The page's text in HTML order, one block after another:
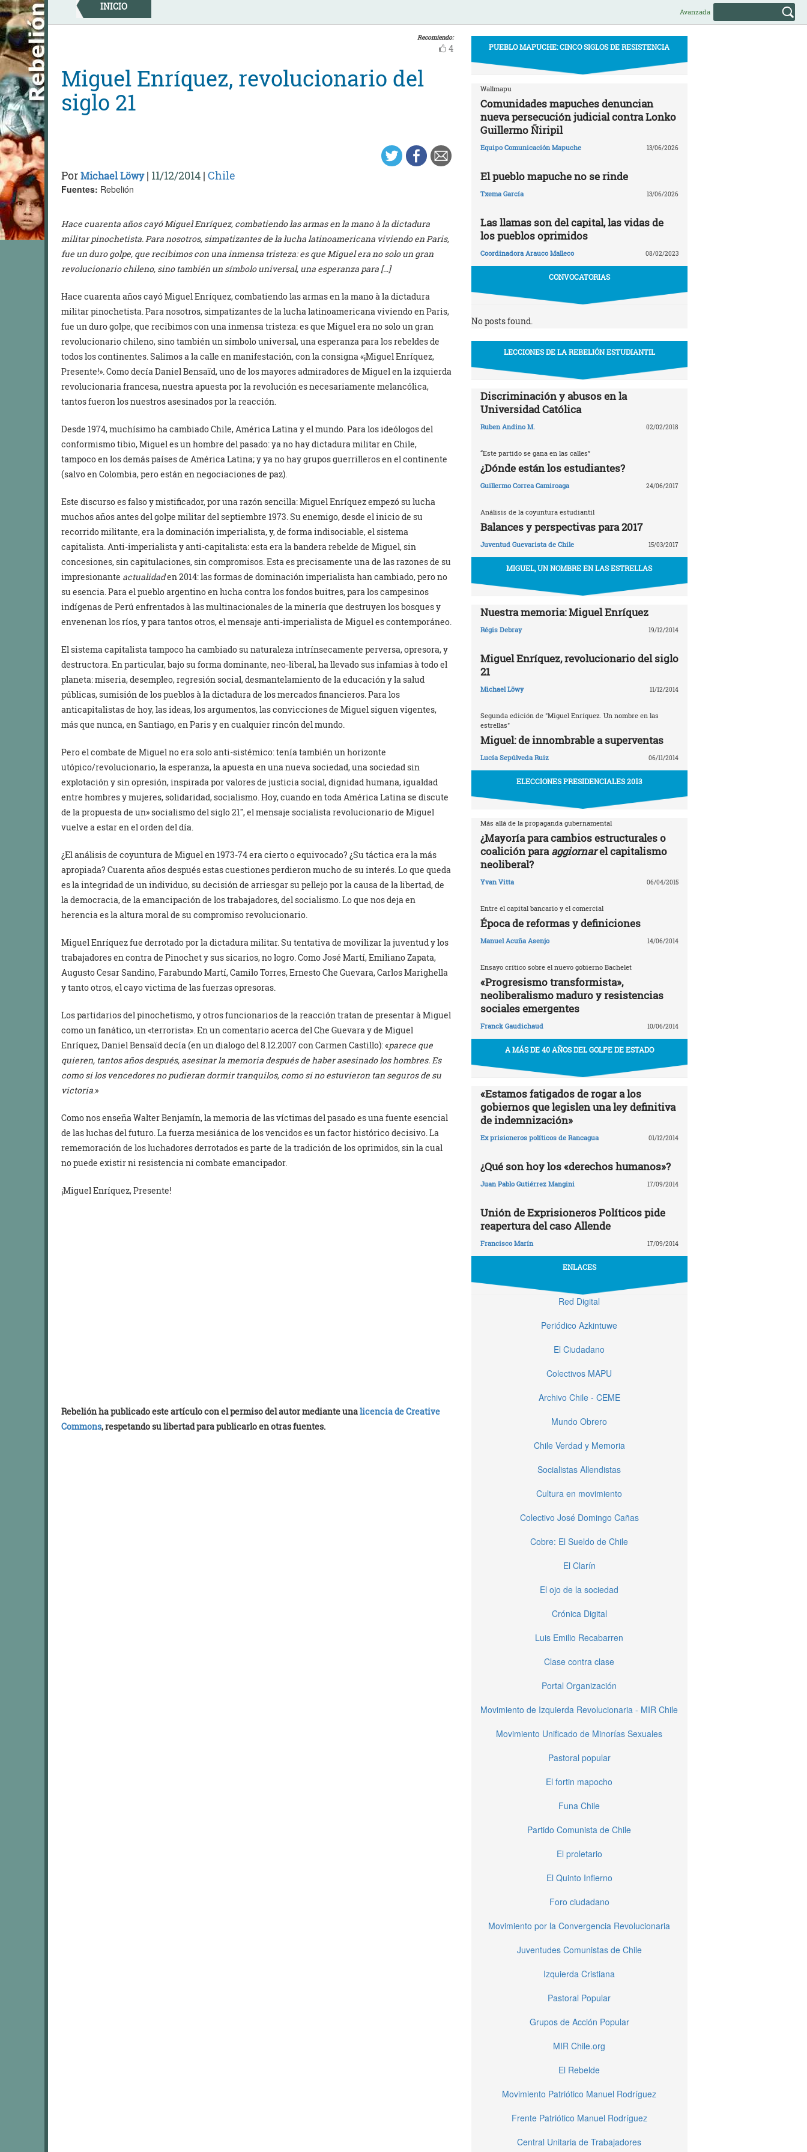
Skip
to
content
INICIO Avanzada
Recomiendo:
4
Miguel Enríquez, revolucionario del
siglo 21
PorMichael Löwy| 11/12/2014 | Chile
Fuentes: Rebelión
Hace cuarenta años cayó Miguel Enríquez, combatiendo las armas en la mano à la dictadura
militar pinochetista. Para nosotros, simpatizantes de la lucha latinoamericana viviendo en Paris,
fue un duro golpe, que recibimos con una inmensa tristeza: es que Miguel era no solo un gran
revolucionario chileno, sino también un símbolo universal, una esperanza para […]
Hace cuarenta años cayó Miguel Enríquez, combatiendo las armas en la mano à la dictadura
militar pinochetista. Para nosotros, simpatizantes de la lucha latinoamericana viviendo en Paris,
fue un duro golpe, que recibimos con una inmensa tristeza: es que Miguel era no solo un gran
revolucionario chileno, sino también un símbolo universal, una esperanza para los rebeldes de
todos los continentes. Salimos a la calle en manifestación, con la consigna «¡Miguel Enríquez,
Presente!». Como decía Daniel Bensaïd, uno de los mayores admiradores de Miguel en la izquierda
revolucionaria francesa, nuestra apuesta por la revolución es necesariamente melancólica,
tantos fueron los nuestros asesinados por la reacción.
Desde 1974, muchísimo ha cambiado Chile, América Latina y el mundo. Para los ideólogos del
conformismo tibio, Miguel es un hombre del pasado: ya no hay dictadura militar en Chile,
tampoco en los demás países de América Latina; y ya no hay grupos guerrilleros en el continente
(salvo en Colombia, pero están en negociaciones de paz).
Este discurso es falso y mistificador, por una razón sencilla: Miguel Enríquez empezó su lucha
muchos años antes del golpe militar del septiembre 1973. Su enemigo, desde el inicio de su
recorrido militante, era la dominación imperialista, y, de forma indisociable, el sistema
capitalista. Anti-imperialista y anti-capitalista: esta era la bandera rebelde de Miguel, sin
concesiones, sin capitulaciones, sin compromisos. Esta es precisamente una de las razones de su
impresionante actualidaden 2014: las formas de dominación imperialista han cambiado, pero no
su esencia. Para el pueblo argentino en lucha contra los fondos buitres, para los campesinos
indígenas de Perú enfrentados à las multinacionales de la minería que destruyen los bosques y
envenenan los ríos, y para tantos otros, el mensaje anti-imperialista de Miguel es contemporáneo.
El sistema capitalista tampoco ha cambiado su naturaleza intrínsecamente perversa, opresora, y
destructora. En particular, bajo su forma dominante, neo-liberal, ha llevado sus infamias à todo el
planeta: miseria, desempleo, regresión social, desmantelamiento de la educación y la salud
públicas, sumisión de los pueblos à la dictadura de los mercados financieros. Para los
anticapitalistas de hoy, las ideas, los argumentos, las convicciones de Miguel siguen vigentes,
más que nunca, en Santiago, en Paris y en cualquier rincón del mundo.
Pero el combate de Miguel no era solo anti-sistémico: tenía también un horizonte
utópico/revolucionario, la esperanza, la apuesta en una nueva sociedad, una sociedad sin
explotación y sin opresión, inspirada por valores de justicia social, dignidad humana, igualdad
entre hombres y mujeres, solidaridad, socialismo. Hoy, cuando en toda América Latina se discute
de la propuesta de un» socialismo del siglo 21″, el mensaje socialista revolucionario de Miguel
vuelve a estar en el orden del día.
¿El análisis de coyuntura de Miguel en 1973-74 era cierto o equivocado? ¿Su táctica era la más
apropiada? Cuarenta años después estas cuestiones perdieron mucho de su interés. Lo que queda
es la integridad de un individuo, su decisión de arriesgar su pellejo por la causa de la libertad, de
la democracia, de la emancipación de los trabajadores, del socialismo. Lo que nos deja en
herencia es la altura moral de su compromiso revolucionario.
Miguel Enríquez fue derrotado por la dictadura militar. Su tentativa de movilizar la juventud y los
trabajadores en contra de Pinochet y sus sicarios, no logro. Como José Martí, Emiliano Zapata,
Augusto Cesar Sandino, Farabundo Martí, Camilo Torres, Ernesto Che Guevara, Carlos Marighella
y tanto otros, el cayo victima de las fuerzas opresoras.
Los partidarios del pinochetismo, y otros funcionarios de la reacción tratan de presentar à Miguel
como un fanático, un «terrorista». En un comentario acerca del Che Guevara y de Miguel
Enríquez, Daniel Bensaïd decía (en un dialogo del 8.12.2007 con Carmen Castillo): «parece que
quieren, tantos años después, asesinar la memoria después de haber asesinado los hombres. Es
como si los vencedores no pudieran dormir tranquilos, como si no estuvieron tan seguros de su
victoria.»
Como nos enseña Walter Benjamín, la memoria de las víctimas del pasado es una fuente esencial
de las luchas del futuro. La fuerza mesiánica de los vencidos es un factor histórico decisivo. La
rememoración de los luchadores derrotados es parte de la tradición de los oprimidos, sin la cual
no puede existir ni resistencia ni combate emancipador.
¡Miguel Enríquez, Presente!
Rebelión ha publicado este artículo con el permiso del autor mediante unalicencia de Creative
Commons, respetando su libertad para publicarlo en otras fuentes.
PUEBLO MAPUCHE: CINCO SIGLOS DE RESISTENCIA
Wallmapu
Comunidades mapuches denuncian
nueva persecución judicial contra Lonko
Guillermo Ñiripil
Equipo Comunicación Mapuche 13/06/2026
El pueblo mapuche no se rinde
Txema García 13/06/2026
Las llamas son del capital, las vidas de
los pueblos oprimidos
Coordinadora Arauco Malleco 08/02/2023
CONVOCATORIAS
No posts found.
LECCIONES DE LA REBELIÓN ESTUDIANTIL
Discriminación y abusos en la
Universidad Católica
Ruben Andino M. 02/02/2018
“Este partido se gana en las calles”
¿Dónde están los estudiantes?
Guillermo Correa Camiroaga 24/06/2017
Análisis de la coyuntura estudiantil
Balances y perspectivas para 2017
Juventud Guevarista de Chile 15/03/2017
MIGUEL, UN NOMBRE EN LAS ESTRELLAS
Nuestra memoria: Miguel Enríquez
Régis Debray 19/12/2014
Miguel Enríquez, revolucionario del siglo
21
Michael Löwy 11/12/2014
Segunda edición de "Miguel Enríquez. Un nombre en las
estrellas"
Miguel: de innombrable a superventas
Lucía Sepúlveda Ruiz 06/11/2014
ELECCIONES PRESIDENCIALES 2013
Más allá de la propaganda gubernamental
¿Mayoría para cambios estructurales o
coalición paraaggiornarel capitalismo
neoliberal?
Yvan Vitta 06/04/2015
Entre el capital bancario y el comercial
Época de reformas y definiciones
Manuel Acuña Asenjo 14/06/2014
Ensayo crítico sobre el nuevo gobierno Bachelet
«Progresismo transformista»,
neoliberalismo maduro y resistencias
sociales emergentes
Franck Gaudichaud 10/06/2014
A MÁS DE 40 AÑOS DEL GOLPE DE ESTADO
«Estamos fatigados de rogar a los
gobiernos que legislen una ley definitiva
de indemnización»
Ex prisioneros políticos de Rancagua 01/12/2014
¿Qué son hoy los «derechos humanos»?
Juan Pablo Gutiérrez Mangini 17/09/2014
Unión de Exprisioneros Políticos pide
reapertura del caso Allende
Francisco Marín 17/09/2014
ENLACES
Red Digital
Periódico Azkintuwe
El Ciudadano
Colectivos MAPU
Archivo Chile - CEME
Mundo Obrero
Chile Verdad y Memoria
Socialistas Allendistas
Cultura en movimiento
Colectivo José Domingo Cañas
Cobre: El Sueldo de Chile
El Clarín
El ojo de la sociedad
Crónica Digital
Luis Emilio Recabarren
Clase contra clase
Portal Organización
Movimiento de Izquierda Revolucionaria - MIR Chile
Movimiento Unificado de Minorías Sexuales
Pastoral popular
El fortin mapocho
Funa Chile
Partido Comunista de Chile
El proletario
El Quinto Infierno
Foro ciudadano
Movimiento por la Convergencia Revolucionaria
Juventudes Comunistas de Chile
Izquierda Cristiana
Pastoral Popular
Grupos de Acción Popular
MIR Chile.org
El Rebelde
Movimiento Patriótico Manuel Rodríguez
Frente Patriótico Manuel Rodríguez
Central Unitaria de Trabajadores